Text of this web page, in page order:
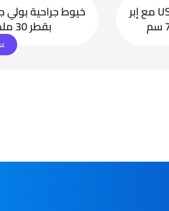
خيوط جراحية بولي جلايكوليك أسيد USP 0 مع إبر
بقطر 30 ملم دائرية طول 75 سم